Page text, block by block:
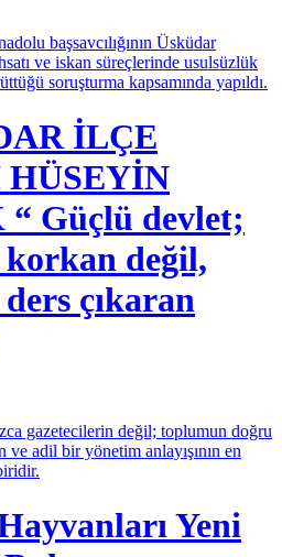
başsavcılığının Üsküdar
ve iskan süreçlerinde usulsüzlük
İLÇE
Güçlü devlet;
değil,
çıkaran
gazetecilerin değil; toplumun doğru
adil bir yönetim anlayışının en
Yeni